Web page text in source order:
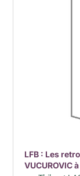
LFB : Les
VUCUROVIC